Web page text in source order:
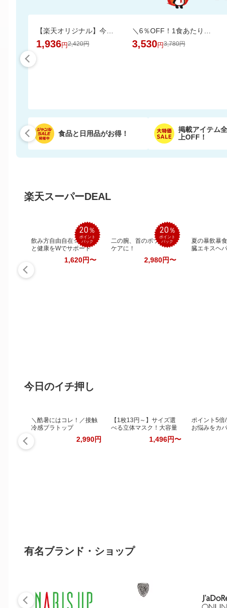
1,936円2,420円 3,530円3,780円
食品と日用品がお得！
掲載アイテム
上OFF！
楽天スーパーDEAL
20％
ポイント
バック
飲み方自由自在☆美容
と健康をWでサポート
1,620円〜
20％
ポイント
バック
二の腕、首のポツポツ
ケアに！
2,980円〜
夏の暴飲暴
臓エキスヘ
今日のイチ押し
＼酷暑にはコレ！／接触
冷感ブラトップ
2,990円
【1枚13円～】サイズ選
べる立体マスク！大容量
1,496円〜
ポイント5倍
お悩みをカ
有名ブランド・ショップ